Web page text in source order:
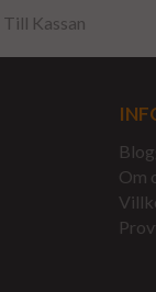
Till Kassan
Om